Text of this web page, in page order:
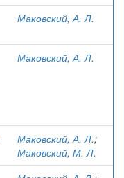
Маковский, А. Л.
Маковский, А. Л.
Маковский, А. Л.;
Маковский, М. Л.